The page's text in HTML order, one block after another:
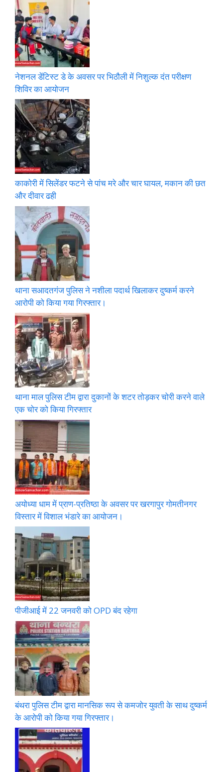
नेशनल डेंटिस्ट डे के अवसर पर भिठौली में निशुल्क दंत परीक्षण
शिविर का आयोजन
काकोरी में सिलेंडर फटने से पांच मरे और चार घायल, मकान की छत
और दीवार ढही
थाना सआदतगंज पुलिस ने नशीला पदार्थ खिलाकर दुष्कर्म करने
आरोपी को किया गया गिरफ्तार।
थाना माल पुलिस टीम द्वारा दुकानों के शटर तोड़कर चोरी करने वाले
एक चोर को किया गिरफ्तार
अयोध्या धाम में प्राण-प्रतिष्ठा के अवसर पर खरगापुर गोमतीनगर
विस्तार में विशाल भंडारे का आयोजन।
पीजीआई में 22 जनवरी को OPD बंद रहेगा
बंथरा पुलिस टीम द्वारा मानसिक रूप से कमजोर युवती के साथ दुष्कर्म
के आरोपी को किया गया गिरफ्तार।